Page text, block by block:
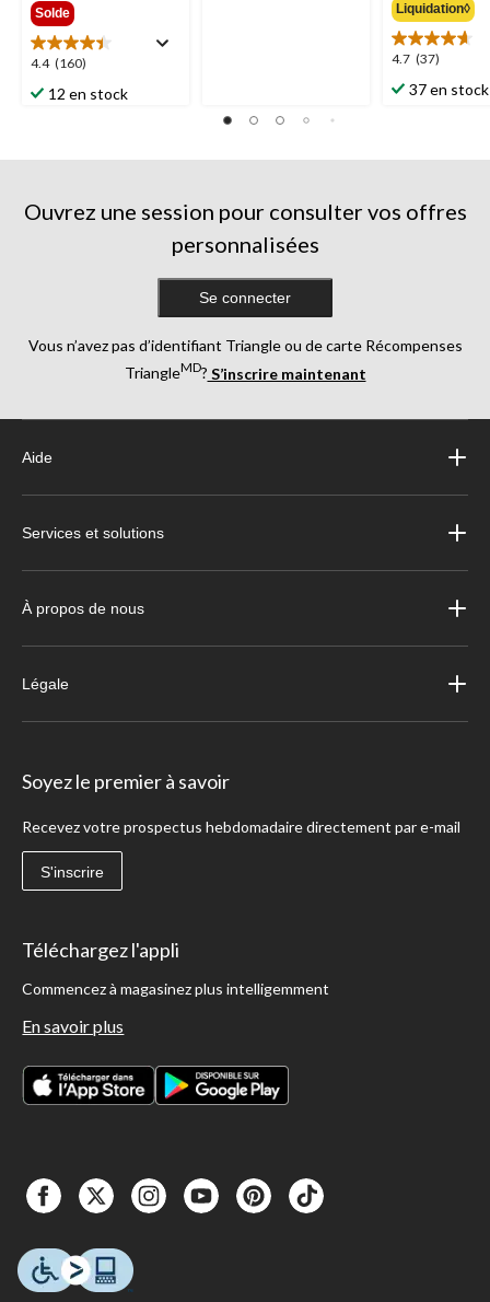
Solde
4.4 (160)
4.4
étoile(s)
sur
12 en stock
Liquidation◊
4.7 (37)
4.7
étoile(s)
sur
évaluations
37 en stock
Ouvrez une session pour consulter vos offres
personnalisées
Se connecter
Vous n’avez pas d’identifiant Triangle ou de carte Récompenses
TriangleMD? S’inscrire maintenant
Aide
Services et solutions
À propos de nous
Légale
Soyez le premier à savoir
Recevez votre prospectus hebdomadaire directement par e-mail
S'inscrire
Téléchargez l'appli
Commencez à magasinez plus intelligemment
En savoir plus